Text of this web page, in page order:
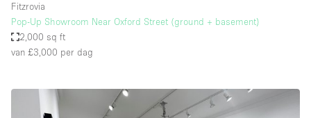
Fitzrovia
Pop-Up Showroom Near Oxford Street (ground + basement)
2,000 sq ft
van £3,000 per dag